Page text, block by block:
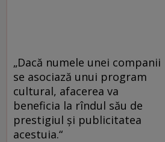
„Dacă numele unei companii
se asociază unui program
cultural, afacerea va
beneficia la rîndul său de
prestigiul şi publicitatea
acestuia.“